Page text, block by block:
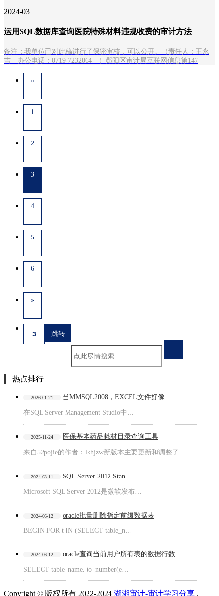
2024-03
运用SQL数据库查询医院特殊材料违规收费的审计方法
备注：我单位已对此稿进行了保密审核，可以公开。（责任人：王永
吉 办公电话：0719-7232064 ）郧阳区审计局互联网信息第147
«
1
2
3
4
5
6
»
热点排行
2026-01-21 当MMSQL2008，EXCEL文件好像…
在SQL Server Management Studio中…
2025-11-24 医保基本药品耗材目录查询工具
来自52pojie的作者：lkhjzw新版本主要更新和调整了
2024-03-11 SQL Server 2012 Stan…
Microsoft SQL Server 2012是微软发布…
2024-06-12 oracle批量删除指定前缀数据表
BEGIN FOR t IN (SELECT table_n…
2024-06-12 oracle查询当前用户所有表的数据行数
SELECT table_name, to_number(e…
Copyright © 版权所有 2022-2024 湖湘审计-审计学习分享 .